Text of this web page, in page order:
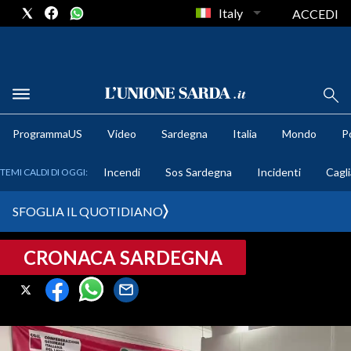
METEO
CRONACA SARDEGNA
CAGLIARI
SULCIS IGLESIENTE
Italy ACCEDI
ProgrammaUS Video Sardegna Italia Mondo
TEMI CALDI DI OGGI: Incendi Sos Sardegna Incidenti
SFOGLIA IL QUOTIDIANO
CRONACA SARDEGNA